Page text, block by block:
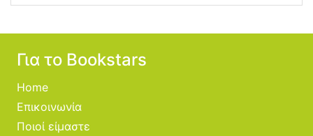
Για το Bookstars
Home
Επικοινωνία
Ποιοί είμαστε